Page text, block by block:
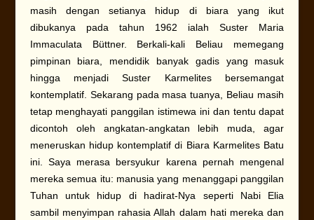
masih dengan setianya hidup di biara yang ikut
dibukanya pada tahun 1962 ialah Suster Maria
Immaculata Büttner. Berkali-kali Beliau memegang
pimpinan biara, mendidik banyak gadis yang masuk
hingga menjadi Suster Karmelites bersemangat
kontemplatif. Sekarang pada masa tuanya, Beliau masih
tetap menghayati panggilan istimewa ini dan tentu dapat
dicontoh oleh angkatan-angkatan lebih muda, agar
meneruskan hidup kontemplatif di Biara Karmelites Batu
ini. Saya merasa bersyukur karena pernah mengenal
mereka semua itu: manusia yang menanggapi panggilan
Tuhan untuk hidup di hadirat-Nya seperti Nabi Elia
sambil menyimpan rahasia Allah dalam hati mereka dan